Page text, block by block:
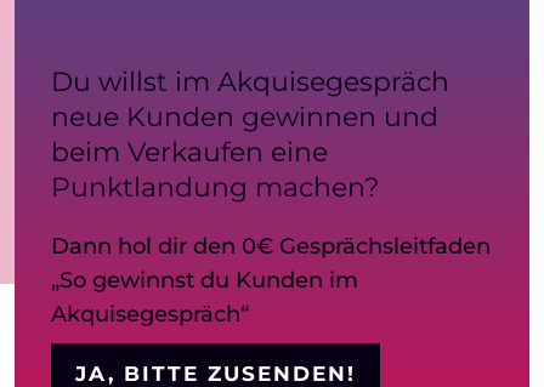
Kontakt
ONLINE
Du willst im Akquisegespräch
neue Kunden gewinnen und
beim Verkaufen eine
Punktlandung machen?
Dann hol dir den 0€ Gesprächsleitfaden
„So gewinnst du Kunden im
Akquisegespräch“
JA, BITTE ZUSENDEN!